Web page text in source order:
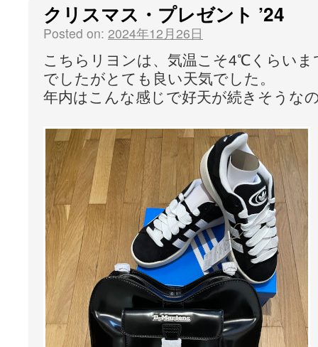
クリスマス・プレゼント ’24
Posted on: 2024年12月26日
こちらリヨンは、気温こそ4℃くらい
でしたがとても良い天気でした。
年内はこんな感じで好天が続きそうな